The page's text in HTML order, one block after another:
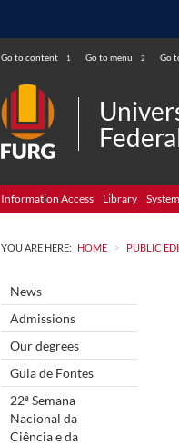
Go to content 1 Go to menu 2 Go
Information Access Library
YOU ARE HERE: HOME > PUBLIC
News
Admissions
Our degrees
Guia de Fontes
22ª Semana
Nacional da
Ciência e da